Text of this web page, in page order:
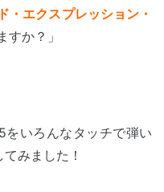
・エクスプレッション・
すか？」
いろんなタッチで弾い
みました！